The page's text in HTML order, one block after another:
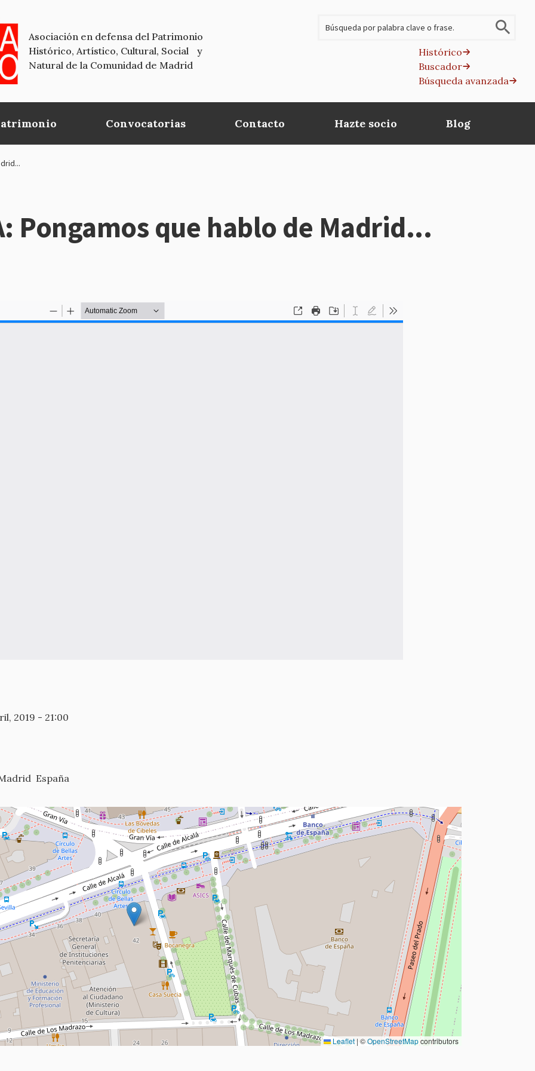
Asociación en defensa del Patrimonio
Histórico, Artístico, Cultural, Social y
Natural de la Comunidad de Madrid
Histórico
Buscador
Búsqueda avanzada
Convocatorias Contacto Hazte socio Blog
Pongamos que hablo de Madrid...
2019 - 21:00
España
Leaflet | ©OpenStreetMapcontributors